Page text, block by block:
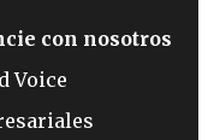
con nosotros
Voice